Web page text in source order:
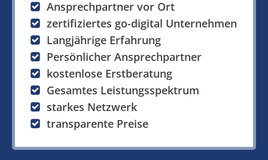
Ansprechpartner vor Ort
zertifiziertes go-digital Unternehmen
Langjährige Erfahrung
Persönlicher Ansprechpartner
kostenlose Erstberatung
Gesamtes Leistungsspektrum
starkes Netzwerk
transparente Preise